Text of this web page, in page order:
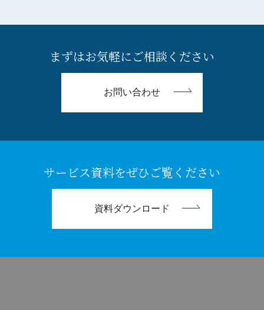
まずはお気軽にご相談ください
お問い合わせ
サービス資料をぜひご覧ください
資料ダウンロード